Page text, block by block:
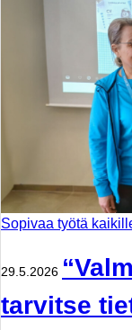
Sopivaa työtä
29.5.2026
tarvitse